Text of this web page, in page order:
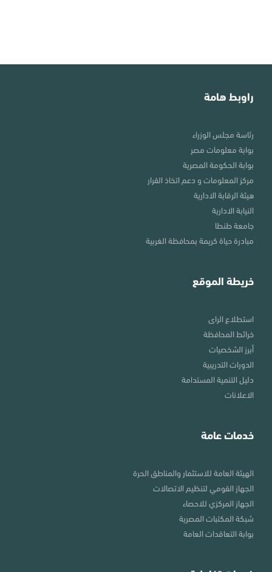
راوبط هامة
رئاسة مجلس الوزراء
بوابة معلومات مصر
بوابة الحكومة المصرية
مركز المعلومات و دعم اتخاذ القرار
هيئة الرقابة الادارية
النيابة الادارية
جامعة طنطا
مبادرة حياة كريمة بمحافظة الغربية
خريطة الموقع
استطلاع الراى
خرائط المحافظة
أبرز الشخصيات
الدورات التدريبية
دليل التنمية المستدامة
الاعلانات
خدمات عامة
الهيئة العامة للاستثمار والمناطق الحرة
الجهاز القومي لتنظيم الاتصالات
الجهاز المركزي للاحصاء
شبكة المكتبات المصرية
بوابة التعاقدات العامة